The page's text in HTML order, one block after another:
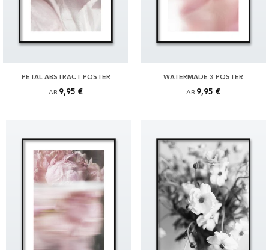
PETAL ABSTRACT POSTER
AB 9,95 €
WATERMADE 3 POSTER
AB 9,95 €